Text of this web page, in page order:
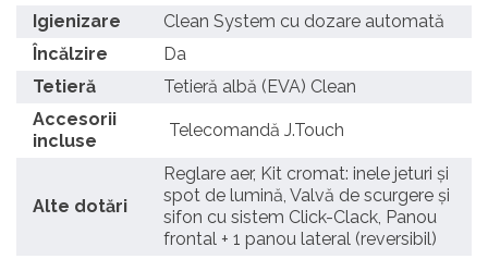
Igienizare
Clean System cu dozare automată
Încălzire
Da
Tetieră
Tetieră albă (EVA) Clean
Accesorii
incluse
Telecomandă J.Touch
Alte dotări
Reglare aer, Kit cromat: inele jeturi și
spot de lumină, Valvă de scurgere și
sifon cu sistem Click-Clack, Panou
frontal + 1 panou lateral (reversibil)